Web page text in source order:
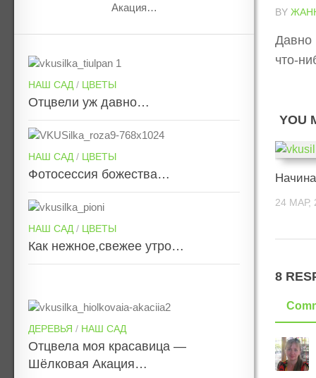
BY
Давно
что-
YOU
24 МАР,
8
Акация…
НАШ САД / ЦВЕТЫ
Отцвели уж давно…
НАШ САД / ЦВЕТЫ
Фотосессия божества…
НАШ САД / ЦВЕТЫ
Как нежное,свежее утро…
ДЕРЕВЬЯ / НАШ САД
Отцвела моя красавица —
Шёлковая Акация…